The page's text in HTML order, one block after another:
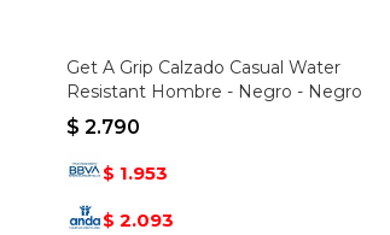
Get A Grip Calzado Casual Water
Resistant Hombre - Negro - Negro
$ 2.790
$ 1.953
$ 2.093